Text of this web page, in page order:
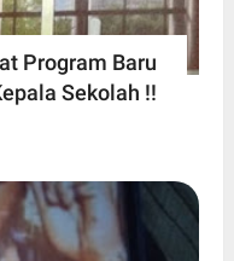
Program Baru
Sekolah !!